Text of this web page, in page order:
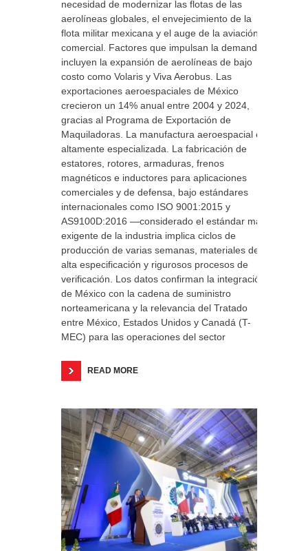
necesidad de modernizar las flotas de las
aerolíneas globales, el envejecimiento de la
flota militar mexicana y el auge de la aviación
comercial. Factores que impulsan la demanda
incluyen la expansión de aerolíneas de bajo
costo como Volaris y Viva Aerobus. Las
exportaciones aeroespaciales de México
crecieron un 14% anual entre 2004 y 2024,
gracias al Programa de Exportación de
Maquiladoras. La manufactura aeroespacial es
altamente especializada. La fabricación de
estatores, rotores, armaduras, frenos
magnéticos e inductores para aplicaciones
comerciales y de defensa, bajo estándares
internacionales como ISO 9001:2015 y
AS9100D:2016 —considerado el estándar más
exigente de la industria implica ciclos de
producción de varias semanas, materiales de
alta especificación y rigurosos procesos de
verificación. Los datos confirman la integración
de México con la cadena de suministro
norteamericana y la relevancia del Tratado
entre México, Estados Unidos y Canadá (T-
MEC) para las operaciones del sector
READ MORE